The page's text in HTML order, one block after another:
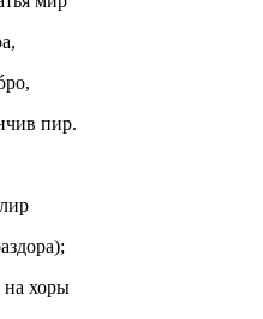
пир.
на хоры